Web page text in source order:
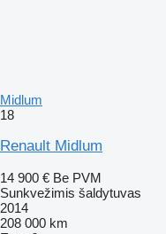
Midlum
18
Renault Midlum
14 900 € Be PVM
Sunkvežimis šaldytuvas
2014
208 000 km